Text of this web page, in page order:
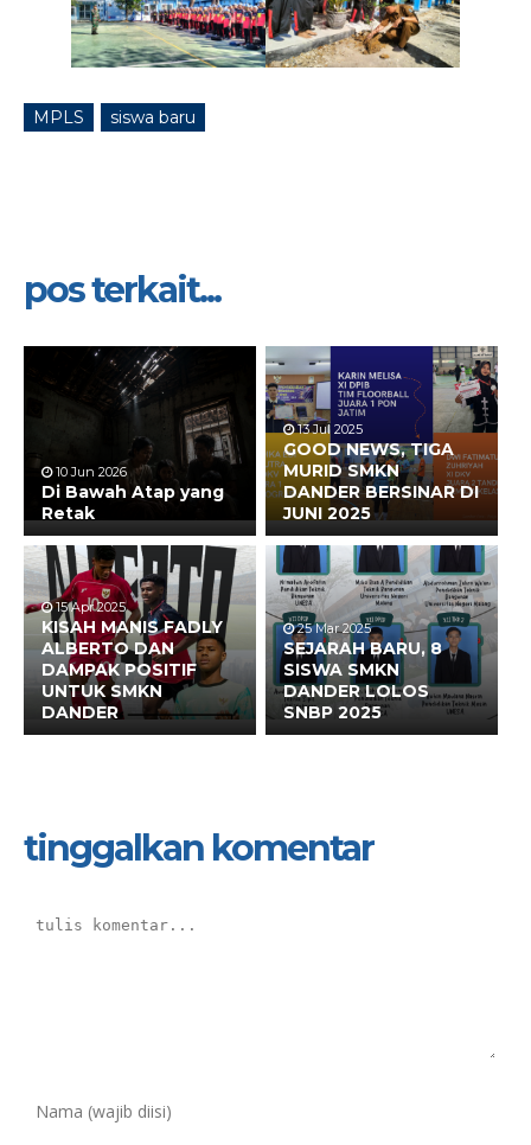
MPLS siswa baru
pos terkait...
10 Jun 2026
Di Bawah Atap yang
Retak
13 Jul 2025
GOOD NEWS, TIGA
MURID SMKN
DANDER BERSINAR DI
JUNI 2025
15 Apr 2025
KISAH MANIS FADLY
ALBERTO DAN
DAMPAK POSITIF
UNTUK SMKN
DANDER
25 Mar 2025
SEJARAH BARU, 8
SISWA SMKN
DANDER LOLOS
SNBP 2025
tinggalkan komentar